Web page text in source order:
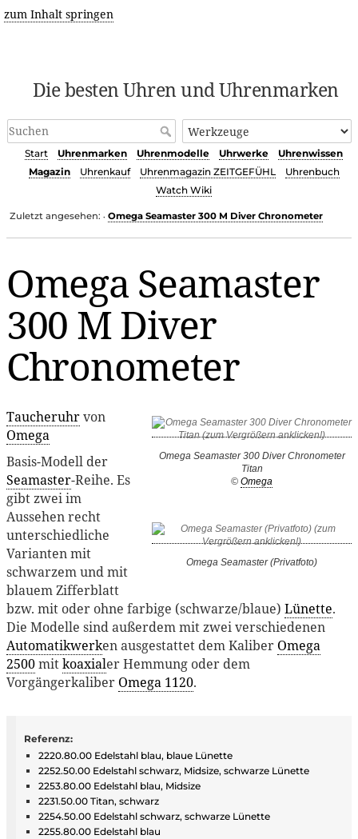
zum Inhalt springen
Die besten Uhren und Uhrenmarken
Start Uhrenmarken Uhrenmodelle Uhrwerke
Uhrenwissen
Magazin
Uhrenkauf Uhrenmagazin ZEITGEFÜHL
Uhrenbuch
Watch Wiki
Zuletzt angesehen: • Omega Seamaster 300 M Diver Chronometer
Omega Seamaster
300 M Diver
Chronometer
Omega Seamaster 300 Diver Chronometer
Titan
© Omega
Omega Seamaster (Privatfoto)
Taucheruhrvon
Omega
Basis-Modell der
Seamaster-Reihe. Es
gibt zwei im
Aussehen recht
unterschiedliche
Varianten mit
schwarzem und mit
blauem Zifferblatt
bzw. mit oder ohne farbige (schwarze/blaue) Lünette.
Die Modelle sind außerdem mit zwei verschiedenen
Automatikwerken ausgestattet dem Kaliber Omega
2500mitkoaxialer Hemmung oder dem
Vorgängerkaliber Omega 1120.
Referenz:
2220.80.00 Edelstahl blau, blaue Lünette
2252.50.00 Edelstahl schwarz, Midsize, schwarze Lünette
2253.80.00 Edelstahl blau, Midsize
2231.50.00 Titan, schwarz
2254.50.00 Edelstahl schwarz, schwarze Lünette
2255.80.00 Edelstahl blau